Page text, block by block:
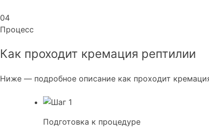
04
Процесс
Как проходит кремация рептилии
Ниже — подробное описание как проходит
Подготовка к процедуре